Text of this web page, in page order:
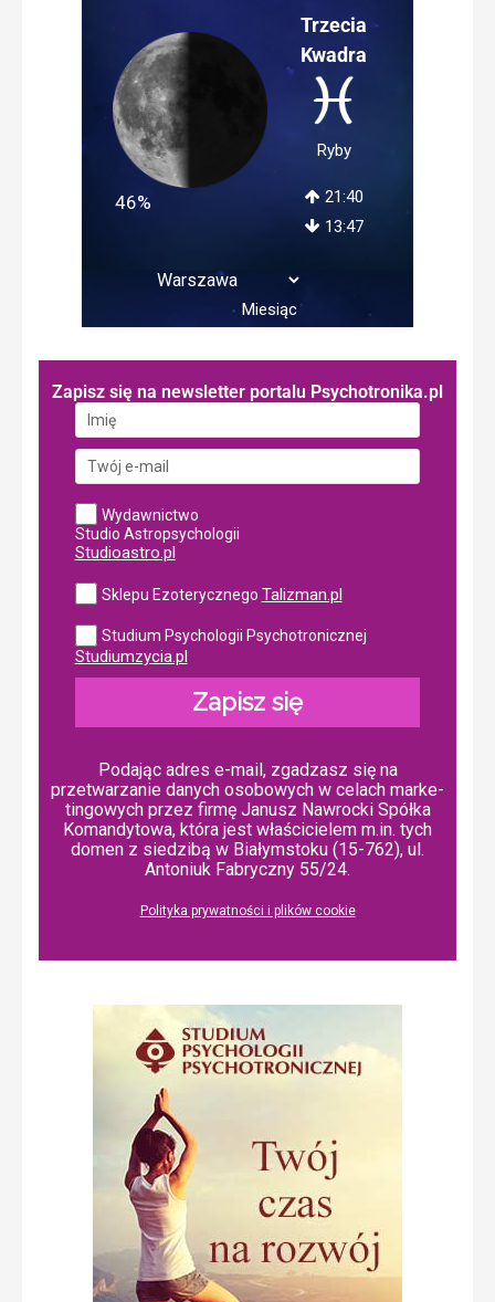
46%
Trzecia
Kwadra
Ryby
21:40
13:47
Miesiąc
Zapisz się na newsletter portalu Psychotronika.pl
Wydawnictwo
Studio Astropsychologii
Studioastro.pl
Sklepu Ezoterycznego Talizman.pl
Studium Psychologii Psychotronicznej
Studiumzycia.pl
Zapisz się
Podając adres e-mail, zgadzasz się na
przetwarzanie danych osobowych w ce­lach mar­ke­
tin­go­wych przez firmę Janusz Nawrocki Spółka
Komandytowa, która jest właścicielem m.in. tych
domen z siedzibą w Białymstoku (15-762), ul.
Antoniuk Fabryczny 55/24.
Polityka prywatności i plików cookie